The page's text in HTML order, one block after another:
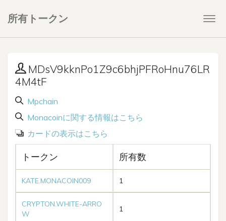
所有トークン
MDsV9kknPo1Z9c6bhjPFRoHnu76LR
4M4tF
Mpchain
Monacoinに関する情報はこちら
カードの表示はこちら
トークン 所有数
KATE.MONACOIN009 1
CRYPTON.WHITE-ARRO
W
1